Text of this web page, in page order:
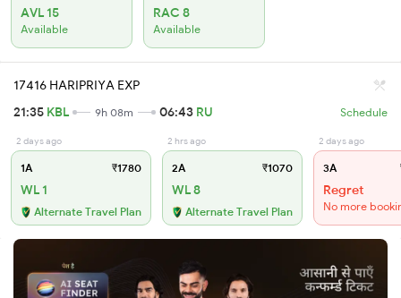
AVL 15
Available
RAC 8
Available
17416 HARIPRIYA EXP
21:35 KBL 9h 08m 06:43 RU Schedule
2 days ago
1A ₹1780
WL 1
Alternate Travel Plan
2 hrs ago
2A ₹1070
WL 8
Alternate Travel Plan
2 days ago
3A
Regret
No more